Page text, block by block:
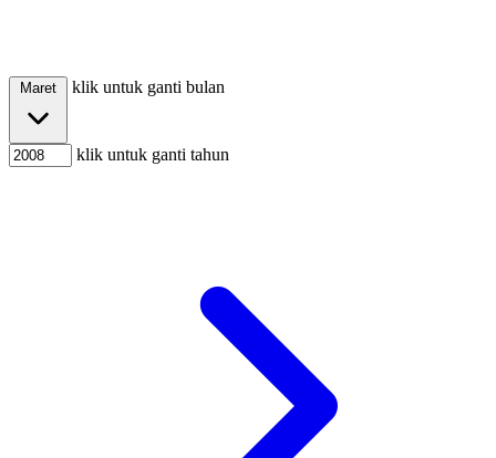
klik untuk ganti bulan
klik untuk ganti tahun